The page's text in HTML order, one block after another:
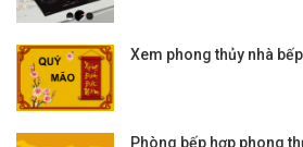
Xem phong thủy nhà
Phòng bếp hợp phong